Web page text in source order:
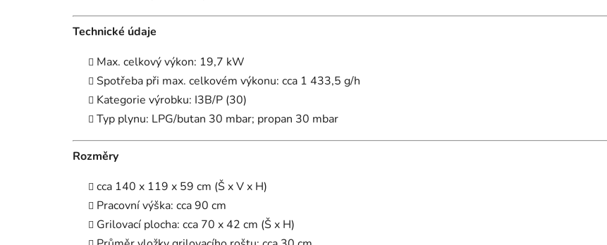
Technické údaje
Max. celkový výkon: 19,7 kW
Spotřeba při max. celkovém výkonu: cca 1 433,5 g/h
Kategorie výrobku: I3B/P (30)
Typ plynu: LPG/butan 30 mbar; propan 30 mbar
Rozměry
cca 140 x 119 x 59 cm (Š x V x H)
Pracovní výška: cca 90 cm
Grilovací plocha: cca 70 x 42 cm (Š x H)